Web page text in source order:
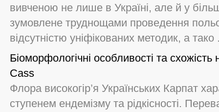
вивченою не лише в Україні, але й у
зумовлене труднощами проведення
відсутністю уніфікованих методик, а тако
Біоморфологічні особливості та
Cass
Флора високогір’я Українських Карпат
ступенем ендемізму та рідкісності.